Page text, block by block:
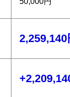
2,259,140